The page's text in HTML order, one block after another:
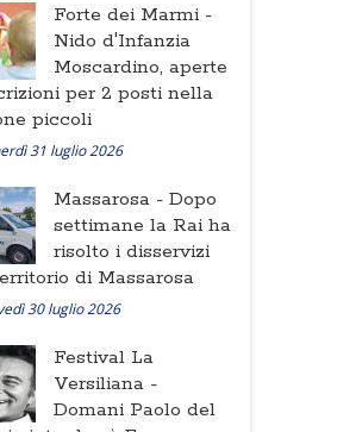
Forte dei Marmi -
Nido d'Infanzia
Moscardino, aperte
per 2 posti nella
piccoli
31 luglio 2026
Massarosa - Dopo
settimane la Rai ha
risolto i disservizi
di Massarosa
30 luglio 2026
Festival La
Versiliana -
Domani Paolo del